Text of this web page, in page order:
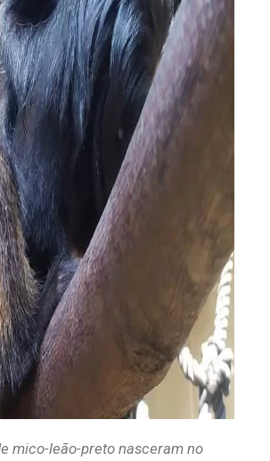
mico-leão-preto nasceram no